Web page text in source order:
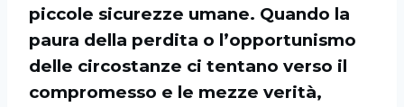
piccole sicurezze umane. Quando la
paura della perdita o l’opportunismo
delle circostanze ci tentano verso il
compromesso e le mezze verità,